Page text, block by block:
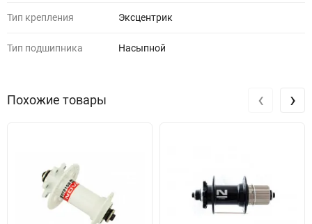
Тип крепления Эксцентрик
Тип подшипника Насыпной
Похожие товары ‹ ›